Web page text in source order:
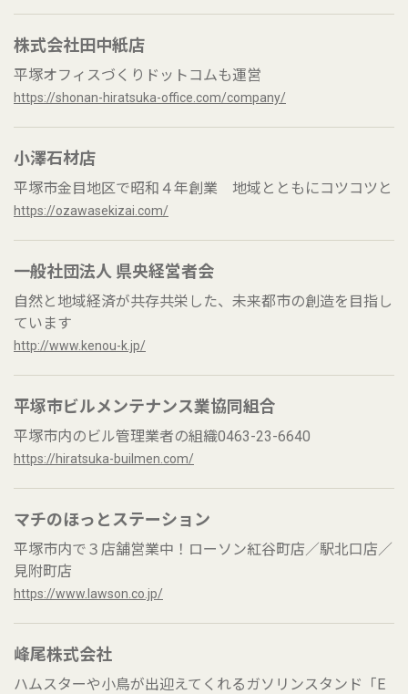
株式会社田中紙店
平塚オフィスづくりドットコムも運営
https://shonan-hiratsuka-office.com/company/
小澤石材店
平塚市金目地区で昭和４年創業 地域とともにコツコツと
https://ozawasekizai.com/
一般社団法人 県央経営者会
自然と地域経済が共存共栄した、未来都市の創造を目指し
ています
http://www.kenou-k.jp/
平塚市ビルメンテナンス業協同組合
平塚市内のビル管理業者の組織0463-23-6640
https://hiratsuka-builmen.com/
マチのほっとステーション
平塚市内で３店舗営業中！ローソン紅谷町店／駅北口店／
見附町店
https://www.lawson.co.jp/
峰尾株式会社
ハムスターや小鳥が出迎えてくれるガソリンスタンド「E